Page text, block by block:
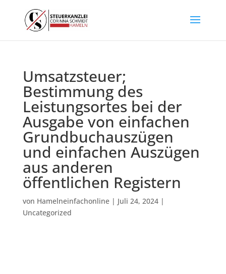
Umsatzsteuer;
Bestimmung des
Leistungsortes bei der
Ausgabe von einfachen
Grundbuchauszügen
und einfachen Auszügen
aus anderen
öffentlichen Registern
von Hamelneinfachonline| Juli 24, 2024|
Uncategorized